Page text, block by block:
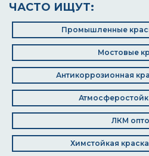
ЧАСТО ИЩУТ:
Промышленные
Мостовые
Антикоррозионная
ЛКМ
Химстойкая